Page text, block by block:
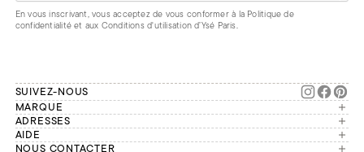
En vous inscrivant, vous acceptez de vous conformer à la Politique de
confidentialitéet aux Conditions d'utilisation d’Ysé Paris.
SUIVEZ-NOUS
MARQUE
Manifesto
Engagements
ADRESSES
Paris
AIDE
NOUS CONTACTER